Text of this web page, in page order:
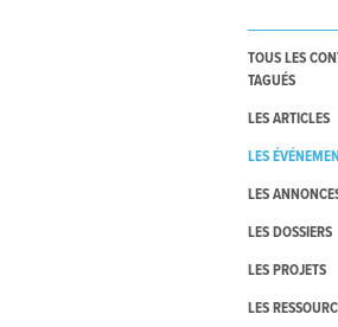
TOUS LES
TAGUÉS
LES ARTICLES
LES
LES
LES DOSSIERS
LES PROJETS
LES